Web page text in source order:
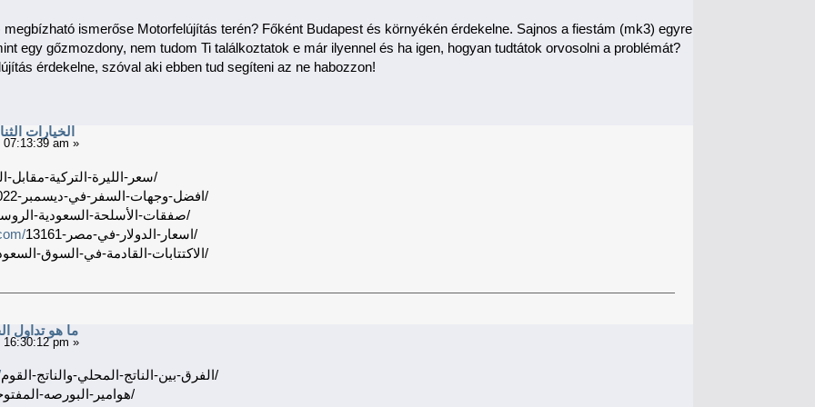
ismerőse Motorfelújítás terén? Főként Budapest és környékén érdekelne. Sajnos a fiestám (mk3) egyre
egy gőzmozdony, nem tudom Ti találkoztatok e már ilyennel és ha igen, hogyan tudtátok orvosolni a problémát?
érdekelne, szóval aki ebben tud segíteni az ne habozzon!
الخيارات
am »
سعر-الليرة-التركية-مقابل-الدينار-الكو/
افضل-وجهات-السفر-في-ديسمبر-2022/
صفقات-الأسلحة-السعودية-الروسية/
اسعار-الدولار-في-مصر-13161/
الاكتتابات-القادمة-في-السوق-السعودي-2022/
ما هو تداول
pm »
الفرق-بين-الناتج-المحلي-والناتج-القوم/
هوامير-البورصه-المفتوحه/